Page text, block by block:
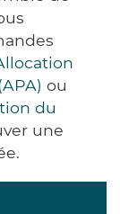
ou
du
une